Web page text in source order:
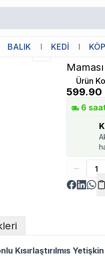
BALIK KEDİAdvance
Ürün
599.90
6
Kısırlaştırılmıs